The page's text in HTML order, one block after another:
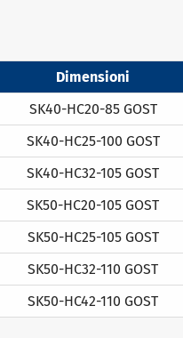
Dimensioni
SK40-HC20-85 GOST
SK40-HC25-100 GOST
SK40-HC32-105 GOST
SK50-HC20-105 GOST
SK50-HC25-105 GOST
SK50-HC32-110 GOST
SK50-HC42-110 GOST